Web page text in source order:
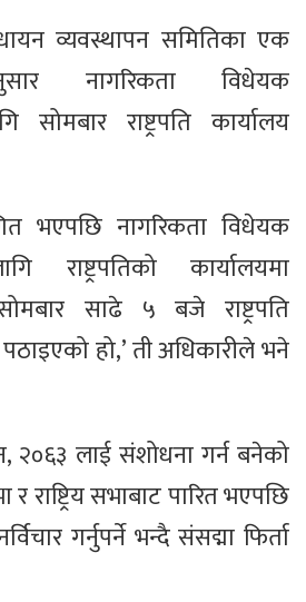
व्यवस्थापन समितिका एक
नागरिकता विधेयक
सोमबार राष्ट्रपति कार्यालय
भएपछि नागरिकता विधेयक
राष्ट्रपतिको कार्यालयमा
साढे ५ बजे राष्ट्रपति
हो,’ ती अधिकारीले भने
२०६३ लाई संशोधना गर्न बनेको
राष्ट्रिय सभाबाट पारित भएपछि
गर्नुपर्ने भन्दै संसद्मा फिर्ता